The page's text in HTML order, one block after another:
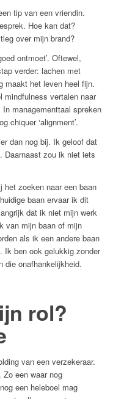
tip van een vriendin.
Hoe kan dat?
over mijn brand?
ontmoet’. Oftewel,
verder: lachen met
maakt het leven heel fijn.
vertalen naar
In managementtaal spreken
chiquer ‘alignment’.
dan nog bij. Ik geloof dat
Daarnaast zou ik niet iets
het zoeken naar een baan
baan ervaar ik dit
dat ik niet mijn werk
van mijn baan of mijn
als ik een andere baan
Ik ben ook gelukkig zonder
die onafhankelijkheid.
rol?
van een verzekeraar.
een waar nog
een heleboel mag